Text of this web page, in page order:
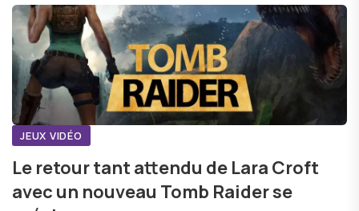
JEUX VIDÉO
Le retour tant attendu de Lara Croft
avec un nouveau Tomb Raider se